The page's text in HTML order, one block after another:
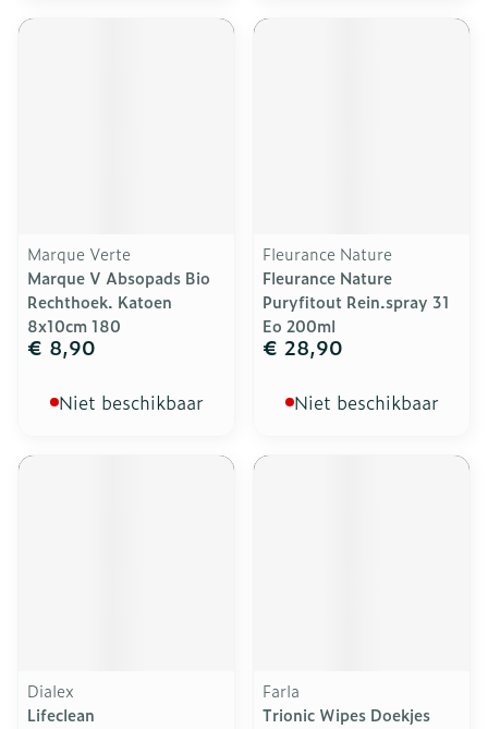
Marque Verte
Marque V Absopads Bio
Rechthoek. Katoen
8x10cm 180
€ 8,90
Niet beschikbaar
Fleurance Nature
Fleurance Nature
Puryfitout Rein.spray 31
Eo 200ml
€ 28,90
Niet beschikbaar
Dialex
Lifeclean
Farla
Trionic Wipes Doekjes